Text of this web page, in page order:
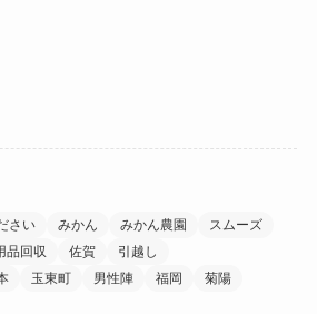
さい みかん みかん農園
スムーズ
品回収 佐賀
引越し
玉東町 男性陣 福岡 菊陽